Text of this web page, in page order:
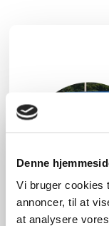
Denne
Vi bruger cookies
annoncer, til at
at analysere